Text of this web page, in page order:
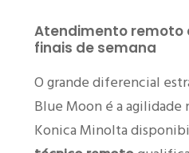
Atendimento remoto
finais de semana
O grande diferencial
Blue Moon é a
Konica Minolta